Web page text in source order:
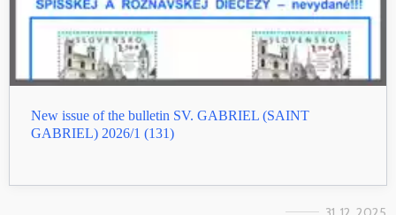
New issue of the bulletin SV. GABRIEL (SAINT
GABRIEL) 2026/1 (131)